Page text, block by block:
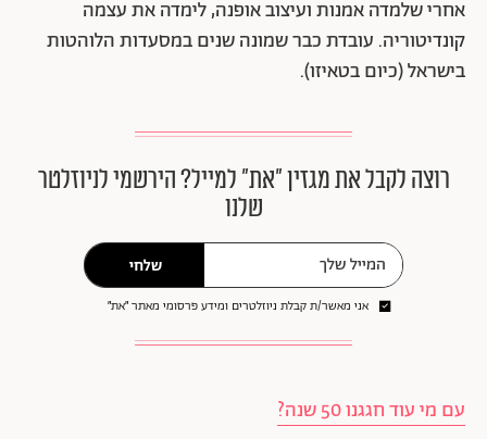
אחרי שלמדה אמנות ועיצוב אופנה, לימדה את עצמה
קונדיטוריה. עובדת כבר שמונה שנים במסעדות הלוהטות
בישראל (כיום בטאיזו).
רוצה לקבל את מגזין ״את״ למייל? הירשמי לניוזלטר
שלנו
שלחי
אני מאשר/ת קבלת ניוזלטרים ומידע פרסומי מאתר ״את״
עם מי עוד חגגנו 50 שנה?